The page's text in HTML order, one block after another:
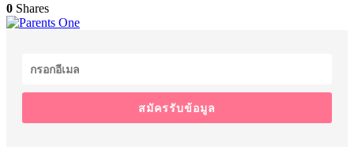
0 Shares
สมัครรับข้อมูล